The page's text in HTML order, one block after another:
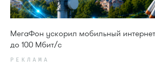
МегаФон ускорил мобильный
до 100 Мбит/с
РЕКЛАМА